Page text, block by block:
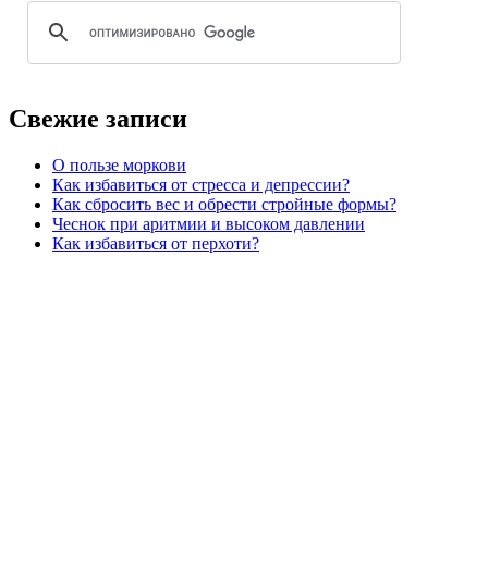
Свежие записи
О пользе моркови
Как избавиться от стресса и депрессии?
Как сбросить вес и обрести стройные формы?
Чеснок при аритмии и высоком давлении
Как избавиться от перхоти?